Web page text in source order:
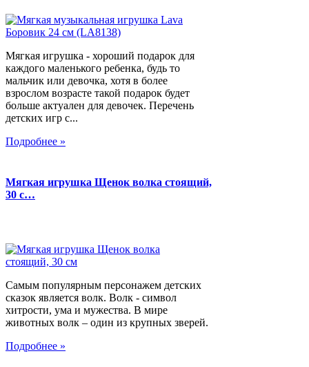
Мягкая игрушка - хороший подарок для
каждого маленького ребенка, будь то
мальчик или девочка, хотя в более
взрослом возрасте такой подарок будет
больше актуален для девочек. Перечень
детских игр с...
Подробнее »
Мягкая игрушка Щенок волка стоящий,
30 с…
Самым популярным персонажем детских
сказок является волк. Волк - символ
хитрости, ума и мужества. В мире
животных волк – один из крупных зверей.
Подробнее »